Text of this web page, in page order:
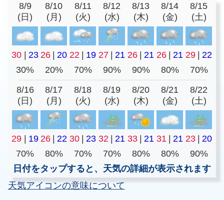
8/9
(日)
8/10
(月)
8/11
(火)
8/12
(水)
8/13
(木)
8/14
(金)
8/15
(土)
30 | 23 26 | 20 22 | 19 27 | 21 26 | 21 26 | 21 29 | 22
30%
20% 70% 90% 90% 80% 70%
8/16
(日)
8/17
(月)
8/18
(火)
8/19
(水)
8/20
(木)
8/21
(金)
8/22
(土)
29 19 26 22 30 23 32 21 33 21 31 21 23
20
70%
80% 70% 70% 80% 80%
90%
日付をタップすると、天気の詳細が表示されます
天気アイコンの意味について